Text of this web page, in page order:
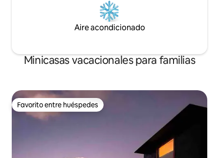
Aire acondicionado
Minicasas vacacionales para familias
Favorito entre huéspedes
Favorito entre huéspedes